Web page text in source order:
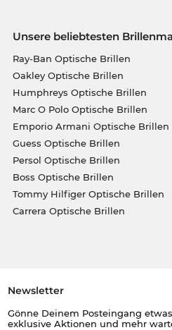
Unsere beliebtesten
Ray-Ban Optische Brillen
Oakley Optische Brillen
Humphreys Optische Brillen
Marc O Polo Optische Brillen
Emporio Armani Optische Brillen
Guess Optische Brillen
Persol Optische Brillen
Boss Optische Brillen
Tommy Hilfiger Optische Brillen
Carrera Optische Brillen
Newsletter
Gönne Deinem Posteingang
exklusive Aktionen und mehr